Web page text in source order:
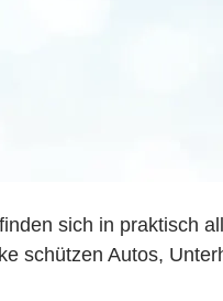
sich in praktisch
schützen Autos,